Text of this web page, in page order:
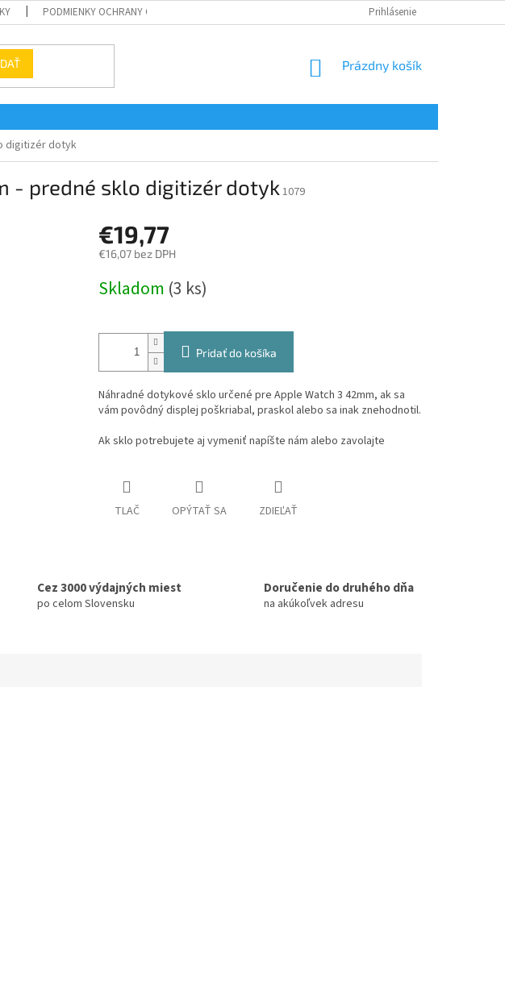
PODMIENKY OCHRANY OSOBNÝCH ÚDAJOV Prihlásenie
NÁKUPNÝ
Prázdny košík
digitizér dotyk
- predné sklo digitizér dotyk 1079
€19,77
€16,07 bez DPH
cena:
Skladom (3 ks)
Pridať do košíka
Náhradné dotykové sklo určené pre Apple Watch 3 42mm, ak sa
vám povôdný displej poškriabal, praskol alebo sa inak znehodnotil.
Ak sklo potrebujete aj vymeniť napíšte nám alebo zavolajte
TLAČ OPÝTAŤ SA ZDIEĽAŤ
Cez 3000 výdajných miest
po celom Slovensku
Doručenie do druhého dňa
na akúkoľvek adresu